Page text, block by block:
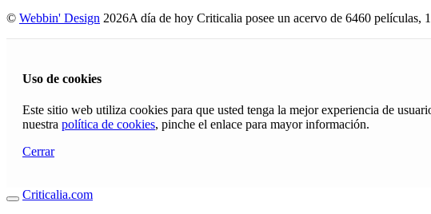
© Webbin' Design 2026A día de hoy Criticalia posee un acervo de 6460 películas,
Uso de cookies
Este sitio web utiliza cookies para que usted tenga la mejor experiencia de
nuestra política de cookies, pinche el enlace para mayor información.
Cerrar
Criticalia.com